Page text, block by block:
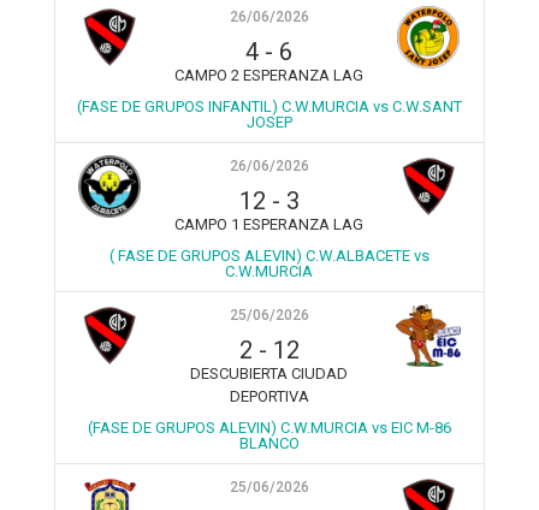
26/06/2026
4 - 6
CAMPO 2 ESPERANZA LAG
(FASE DE GRUPOS INFANTIL) C.W.MURCIA vs C.W.SANT
JOSEP
26/06/2026
12 - 3
CAMPO 1 ESPERANZA LAG
( FASE DE GRUPOS ALEVIN) C.W.ALBACETE vs
C.W.MURCIA
25/06/2026
2 - 12
DESCUBIERTA CIUDAD
DEPORTIVA
(FASE DE GRUPOS ALEVIN) C.W.MURCIA vs EIC M-86
BLANCO
25/06/2026